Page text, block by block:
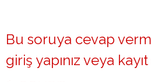
Bu soruya cevap
giriş yapınız veya